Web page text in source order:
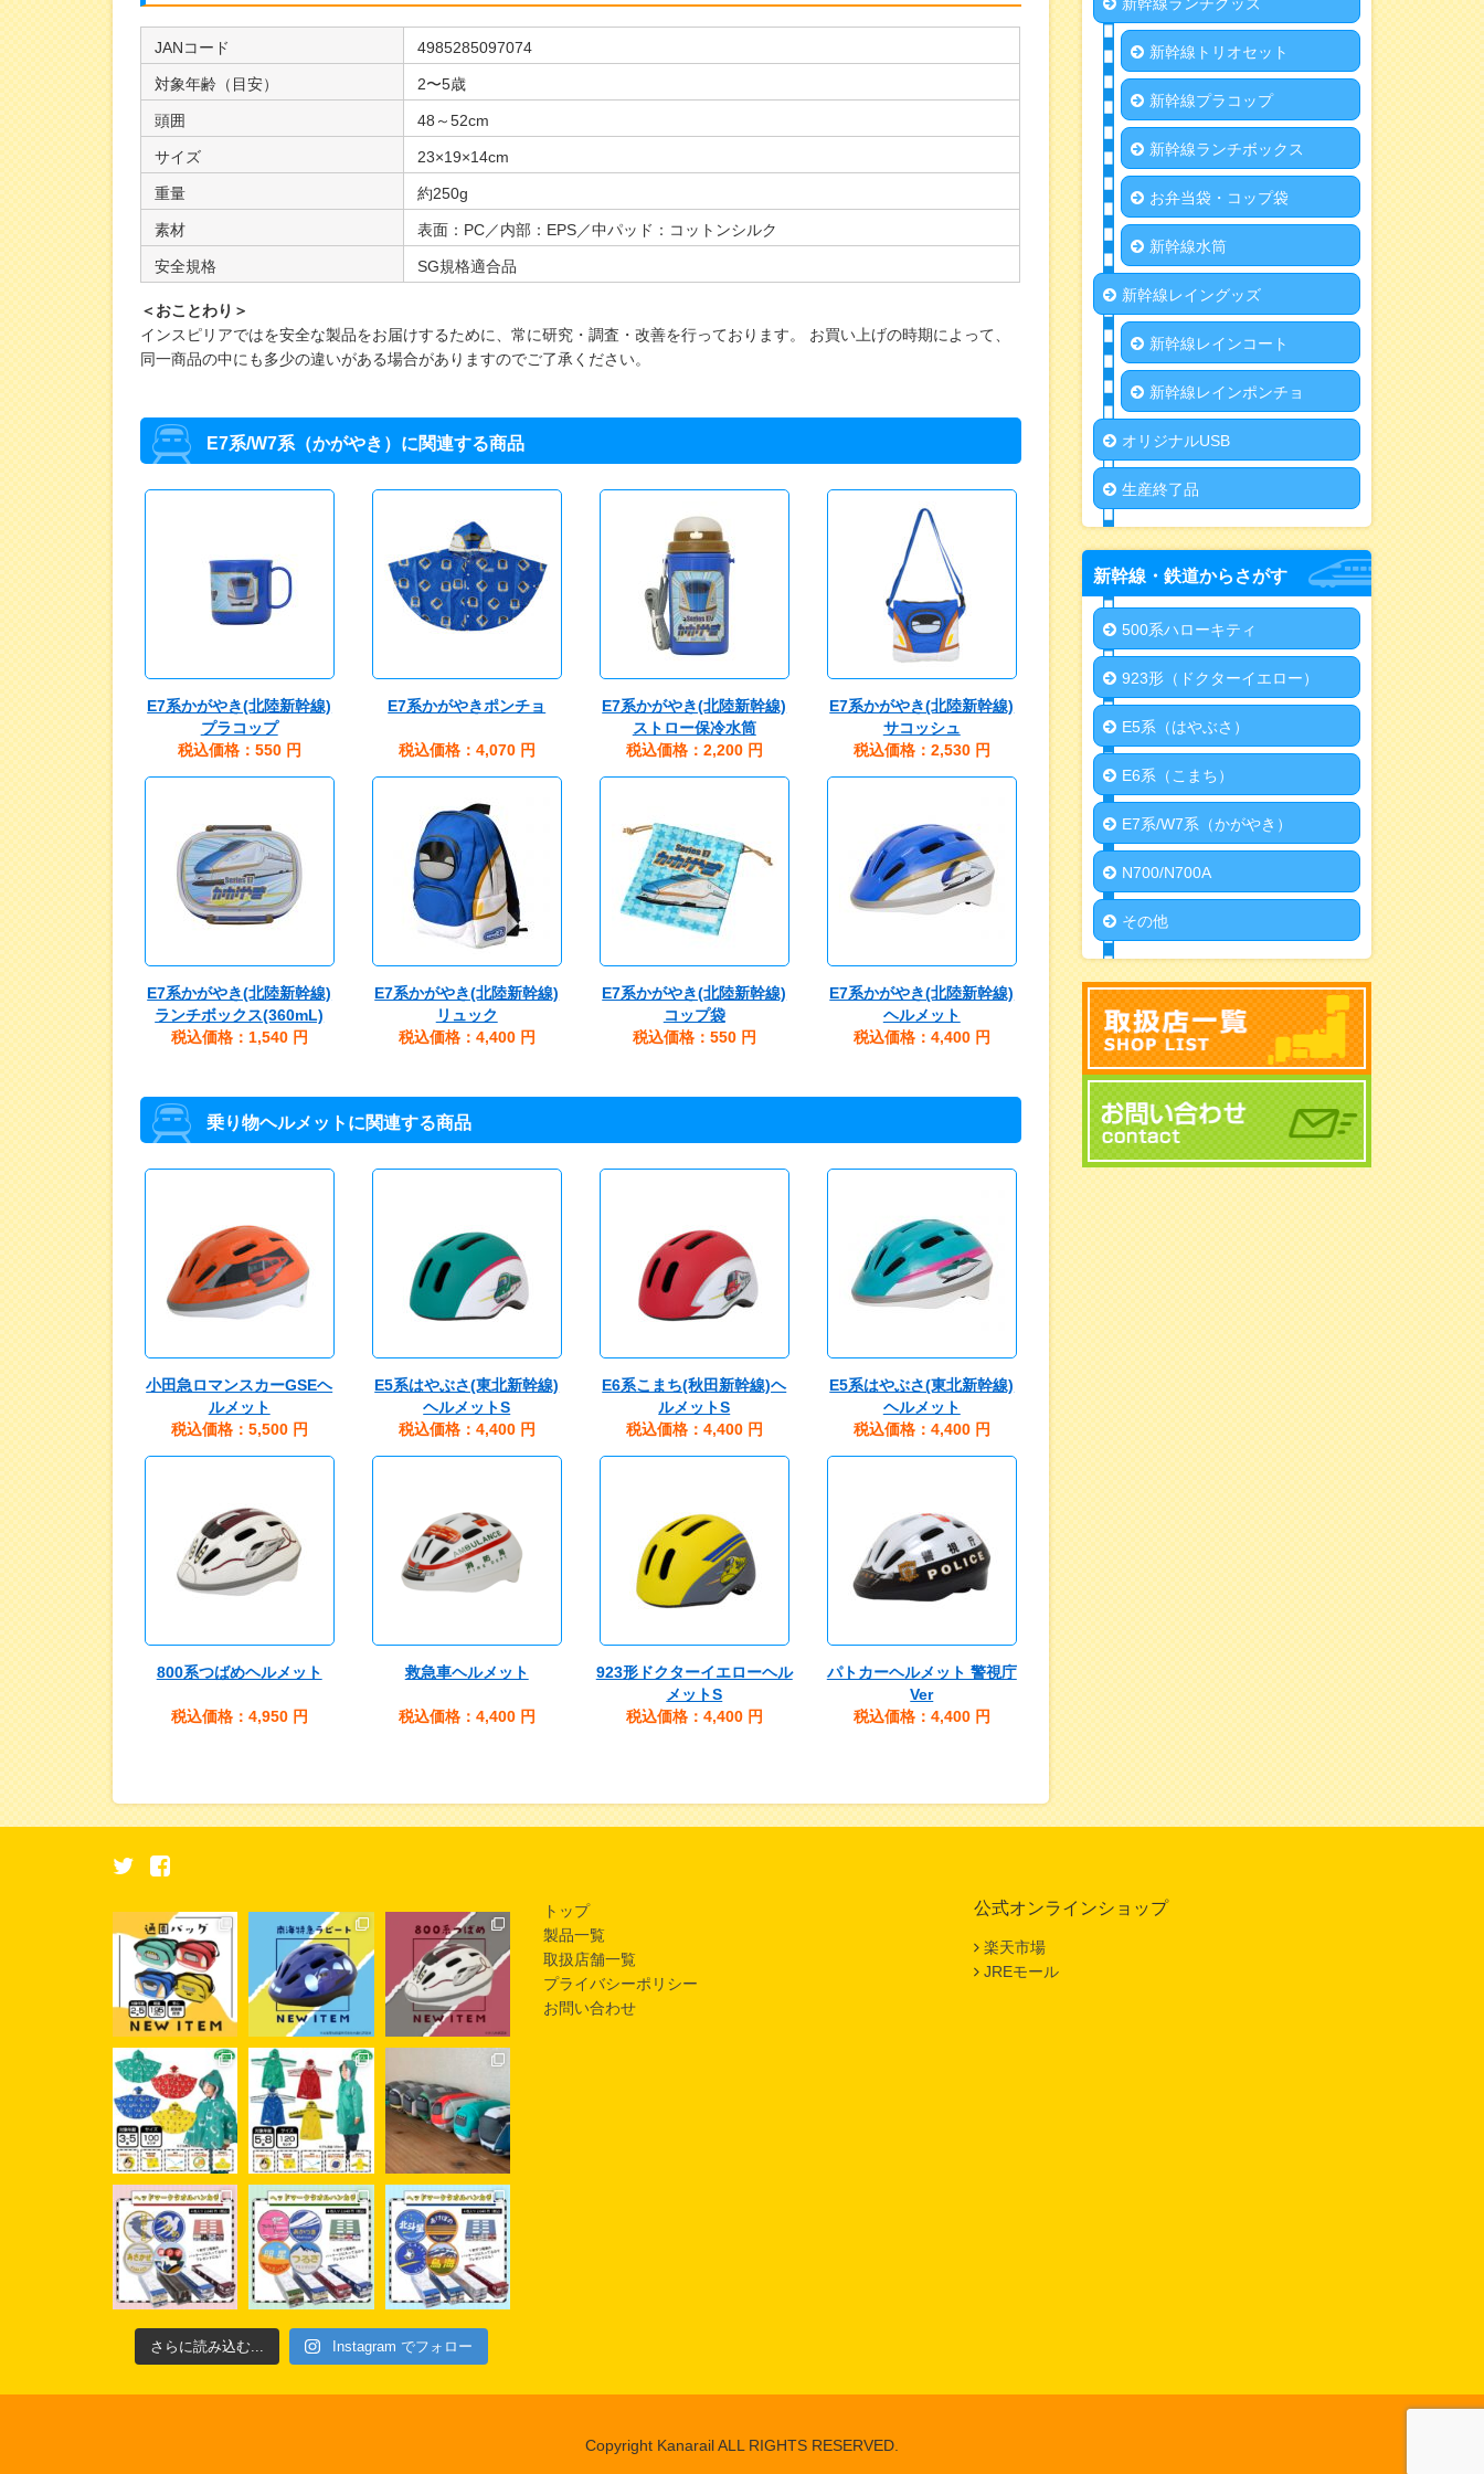
JANコード 4985285097074
対象年齢（目安） 2〜5歳
頭囲 48～52cm
サイズ 23×19×14cm
重量 約250g
素材 表面：PC／内部：EPS／中パッド：コットンシルク
安全規格 SG規格適合品
＜おことわり＞
インスピリアではを安全な製品をお届けするために、常に研究・調査・改善を行っております。 お買い上げの時期によって、
同一商品の中にも多少の違いがある場合がありますのでご了承ください。
E7系/W7系（かがやき）に関連する商品
E7系かがやき(北陸新幹線)
プラコップ
税込価格：550円
E7系かがやきポンチョ
税込価格：4,070円
E7系かがやき(北陸新幹線)
ストロー保冷水筒
税込価格：2,200円
E7系かがやき(北陸新幹線)
サコッシュ
税込価格：2,530円
E7系かがやき(北陸新幹線)
ランチボックス(360mL)
税込価格：1,540円
E7系かがやき(北陸新幹線)
リュック
税込価格：4,400円
E7系かがやき(北陸新幹線)
コップ袋
税込価格：550円
E7系かがやき(北陸新幹線)
ヘルメット
税込価格：4,400円
乗り物ヘルメットに関連する商品
小田急ロマンスカーGSEヘ
ルメット
税込価格：5,500円
E5系はやぶさ(東北新幹線)
ヘルメットS
税込価格：4,400円
E6系こまち(秋田新幹線)ヘ
ルメットS
税込価格：4,400円
E5系はやぶさ(東北新幹線)
ヘルメット
税込価格：4,400円
800系つばめヘルメット
税込価格：4,950円
救急車ヘルメット
税込価格：4,400円
923形ドクターイエローヘル
メットS
税込価格：4,400円
パトカーヘルメット 警視庁
Ver
税込価格：4,400円
新幹線トリオセット
新幹線プラコップ
新幹線ランチボックス
お弁当袋・コップ袋
新幹線水筒
新幹線レイングッズ
新幹線レインコート
新幹線レインポンチョ
オリジナルUSB
生産終了品
新幹線・鉄道からさがす
500系ハローキティ
923形（ドクターイエロー）
E5系（はやぶさ）
E6系（こまち）
E7系/W7系（かがやき）
N700/N700A
その他
さらに読み込む... Instagram でフォロー
トップ
製品一覧
取扱店舗一覧
プライバシーポリシー
お問い合わせ
公式オンラインショップ
楽天市場
JREモール
Copyright Kanarail ALL RIGHTS RESERVED.